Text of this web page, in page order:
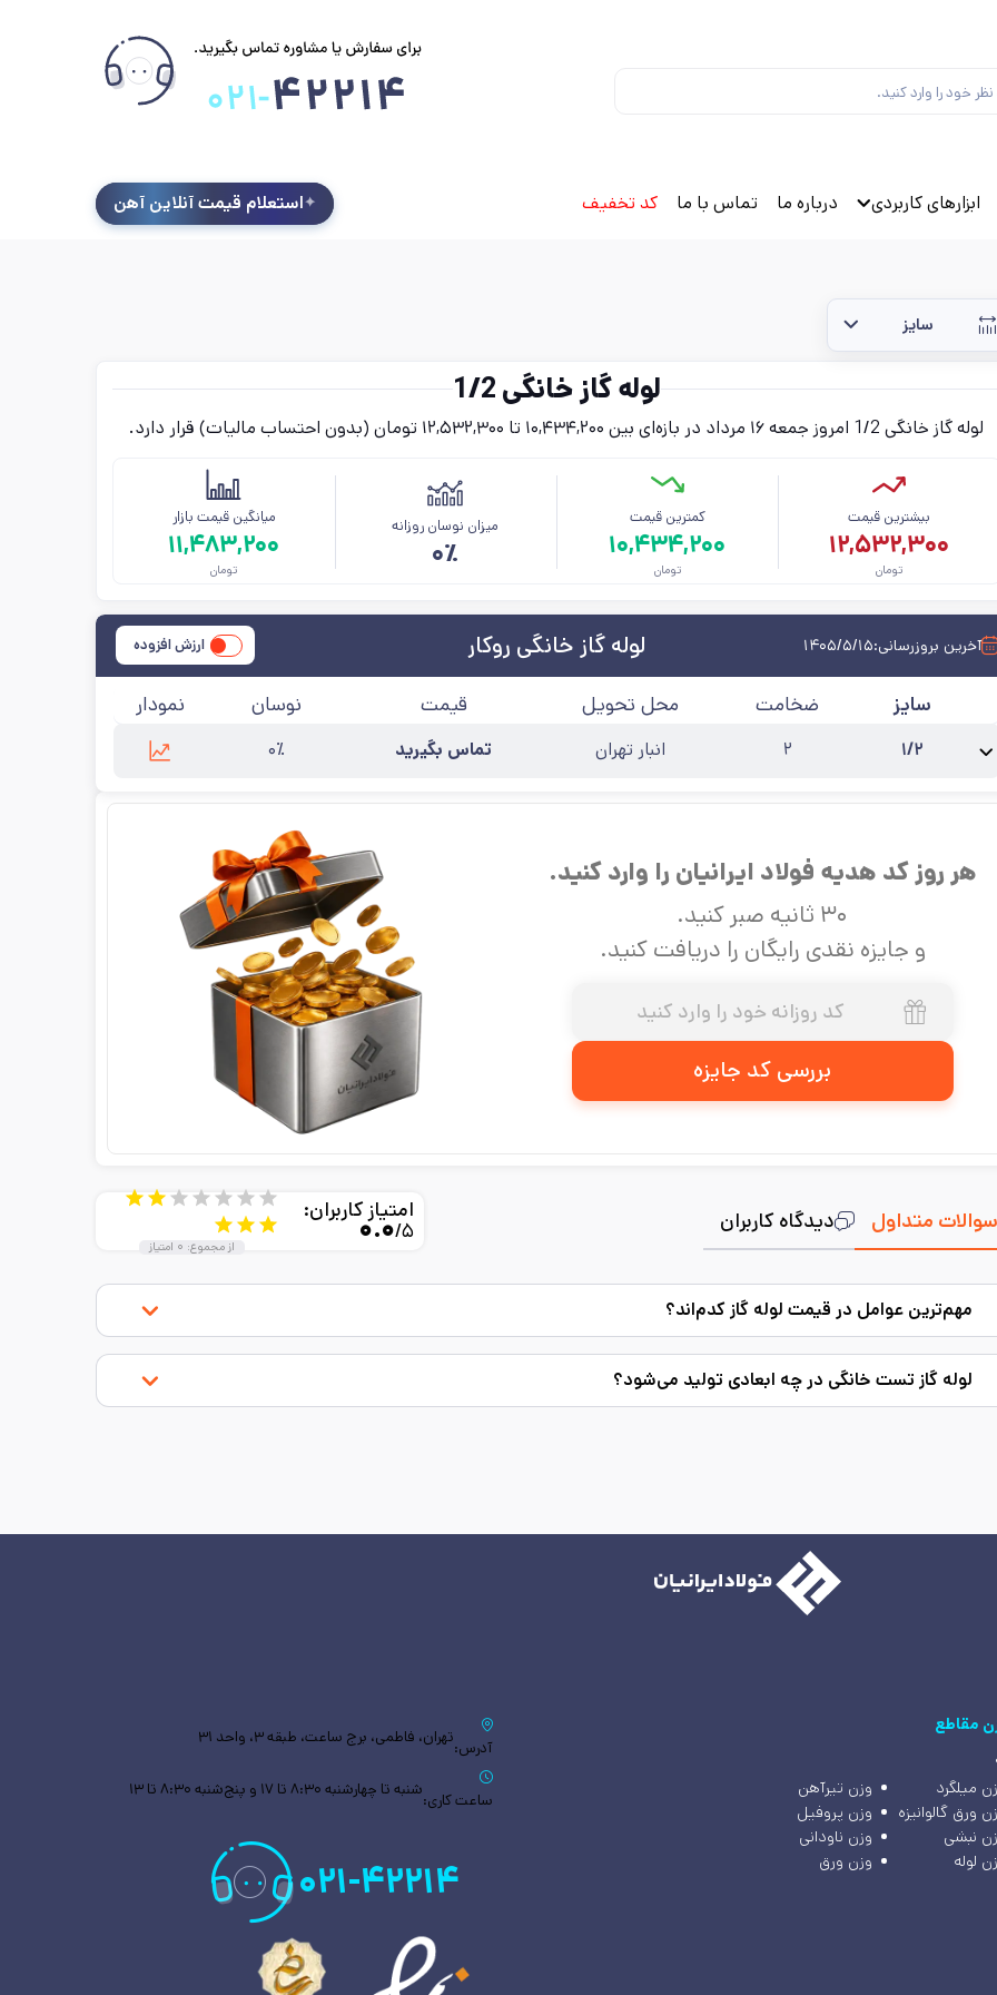
ابزارهای کاربردی درباره ما تماس با ما کد تخفیف استعلام قیمت آنلاین آهن
سایز
لوله گاز خانگی 1/2
لوله گاز خانگی 1/2 امروز جمعه ۱۶ مرداد در بازه‌ای بین ۱۰,۴۳۴,۲۰۰ تا ۱۲,۵۳۲,۳۰۰ تومان (بدون احتساب مالیات) قرار دارد.
بیشترین قیمت
۱۲,۵۳۲,۳۰۰
تومان
کمترین قیمت
۱۰,۴۳۴,۲۰۰
تومان
میزان نوسان روزانه
۰٪
میانگین قیمت بازار
۱۱,۴۸۳,۲۰۰
تومان
ارزش افزوده لوله گاز خانگی روکار آخرین بروزرسانی:۱۴۰۵/۵/۱۵
سایز ضخامت محل تحویل قیمت نوسان نمودار
۱/۲ ۲ انبار تهران تماس بگیرید ۰٪
هر روز کد هدیه فولاد ایرانیان را وارد کنید.
۳۰ ثانیه صبر کنید.
و جایزه نقدی رایگان را دریافت کنید.
بررسی کد جایزه
سوالات متداول دیدگاه کاربران امتیاز کاربران:
۰.۰/۵
از مجموع: ۰ امتیاز
مهم‌ترین عوامل در قیمت لوله گاز کدم‌اند؟
لوله گاز تست خانگی در چه ابعادی تولید می‌شود؟
مقاطع
میلگرد
وزن تیرآهن
ورق گالوانیزه
وزن پروفیل
نبشی
وزن ناودانی
لوله
وزن ورق
آدرس:تهران، فاطمی، برج ساعت، طبقه ۳، واحد ۳۱
ساعت کاری:شنبه تا چهارشنبه ۸:۳۰ تا ۱۷ و پنج‌شنبه ۸:۳۰ تا ۱۳
۰۲۱-۴۲۲۱۴